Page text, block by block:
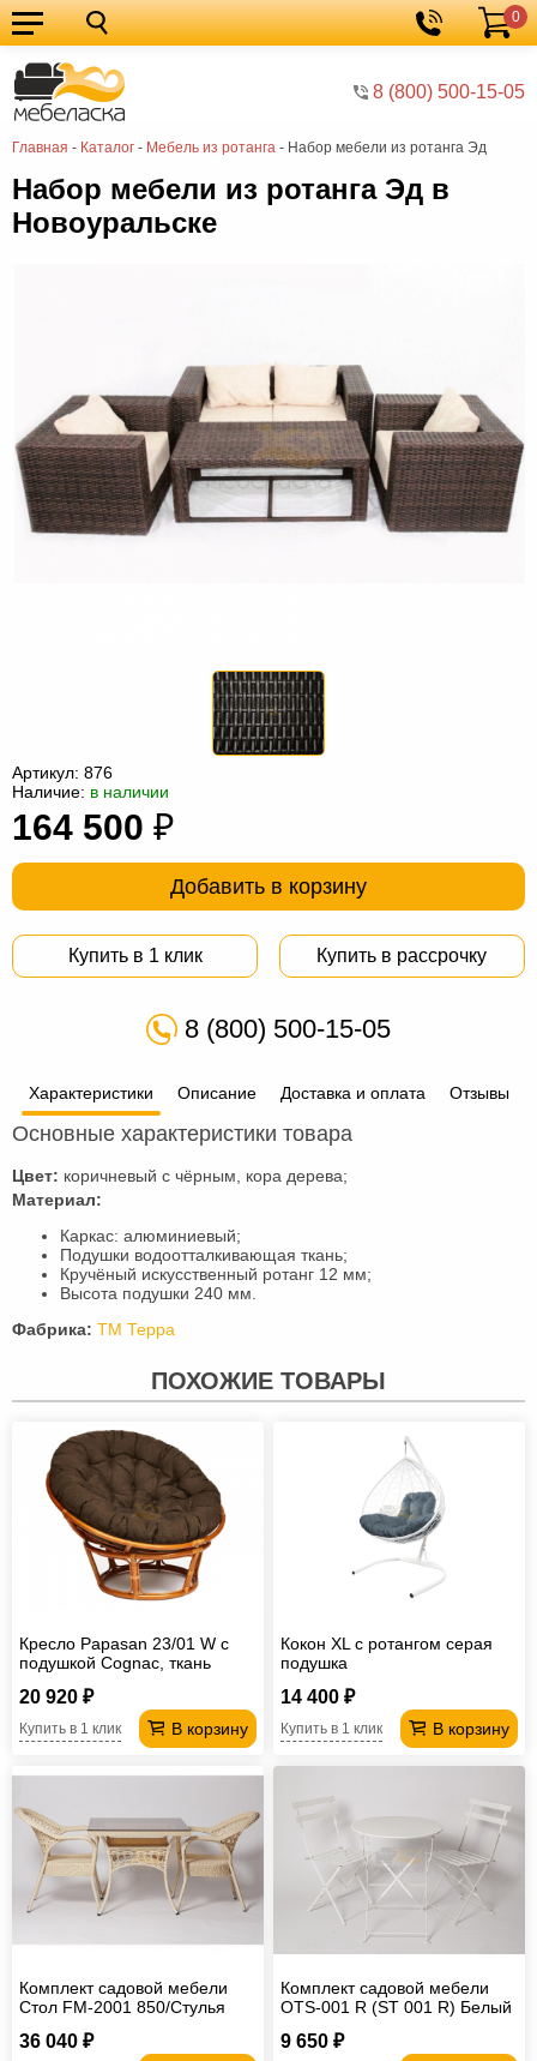
8 (800) 500-15-05
Корзина
0
Главная - Каталог - Мебель из ротанга - Набор мебели из ротанга Эд
Кухонные
гарнитуры
Мебель
для
кухни
Мебель
для
спальни
Кровати
Шкафы
Диваны
гостиную
Мебель
для
прихожей
Столы
Комоды
Офисная
мешки
Мебель
из
Садовая
Набор мебели из ротанга Эд в
Новоуральске
Артикул: 876
Наличие: в наличии
164 500 ₽
Добавить в корзину
Купить в 1 клик Купить в рассрочку
8 (800) 500-15-05
Характеристики Описание Доставка и оплата Отзывы
Основные характеристики товара
Цвет: коричневый с чёрным, кора дерева;
Материал:
Каркас: алюминиевый;
Подушки водоотталкивающая ткань;
Кручёный искусственный ротанг 12 мм;
Высота подушки 240 мм.
Фабрика: ТМ Терра
ПОХОЖИЕ ТОВАРЫ
Кресло Papasan 23/01 W с
подушкой Cognac, ткань
20 920 ₽
В корзину
Купить в 1 клик
Кокон XL с ротангом серая
подушка
14 400 ₽
В корзину
Купить в 1 клик
Комплект садовой мебели
Стол FM-2001 850/Стулья
36 040 ₽
Комплект садовой мебели
OTS-001 R (ST 001 R) Белый
9 650 ₽